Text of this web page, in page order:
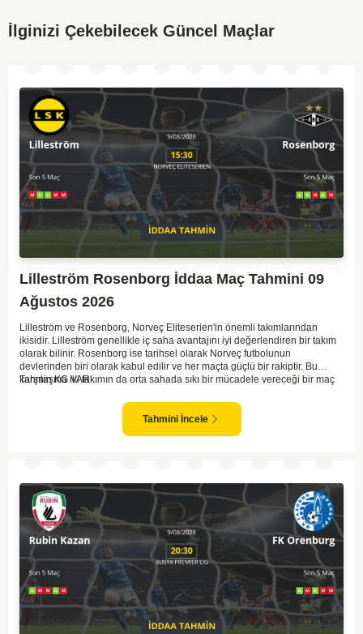
İlginizi Çekebilecek Güncel Maçlar
Lilleström Rosenborg İddaa Maç Tahmini 09
Ağustos 2026
Lilleström ve Rosenborg, Norveç Eliteserien'in önemli takımlarından
ikisidir. Lilleström genellikle iç saha avantajını iyi değerlendiren bir takım
olarak bilinir. Rosenborg ise tarihsel olarak Norveç futbolunun
devlerinden biri olarak kabul edilir ve her maçta güçlü bir rakiptir. Bu
karşılaşma iki takımın da orta sahada sıkı bir mücadele vereceği bir maç
oyunundaki etkisi birlikte düşünüldüğünde, maçın dengede geçmesi
olasıdır. İki takımın da gol atma potansiyeli yüksek olduğu için karşılıklı
Tahmin KG VAR
Tahmini İncele